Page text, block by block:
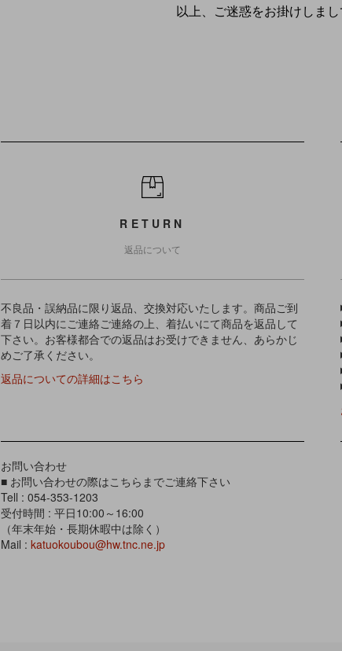
以上、ご迷惑をお掛けしま
RETURN
返品について
不良品・誤納品に限り返品、交換対応いたします。商品ご到
着７日以内にご連絡ご連絡の上、着払いにて商品を返品して
下さい。お客様都合での返品はお受けできません、あらかじ
めご了承ください。
返品についての詳細はこちら
お問い合わせ
■ お問い合わせの際はこちらまでご連絡下さい
Tell : 054-353-1203
受付時間 : 平日10:00～16:00
（年末年始・長期休暇中は除く）
Mail : katuokoubou@hw.tnc.ne.jp